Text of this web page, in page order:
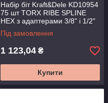
Набір біт Kraft&Dele KD10954
75 шт TORX RIBE SPLINE
HEX з адаптерами 3/8" і 1/2"
у кейсі для автосервісу
Під замовлення
1 123,04 ₴
Купити